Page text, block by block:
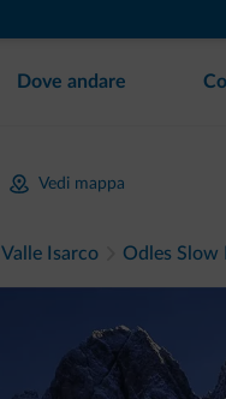
Dove andare
Vedi mappa
Valle Isarco Odles Slow